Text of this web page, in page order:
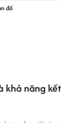
đồ
khả năng kết